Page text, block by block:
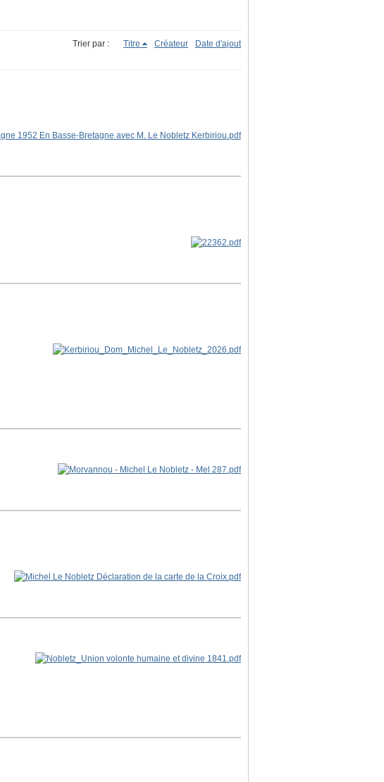
Trier par : Titre Créateur Date d'ajout